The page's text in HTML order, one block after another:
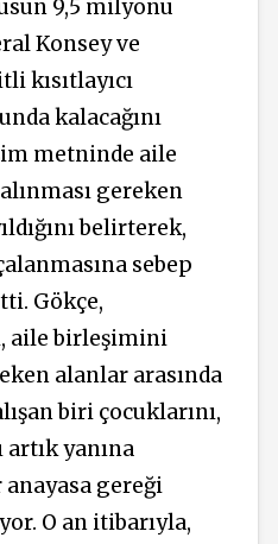
9,5 milyonu
Konsey ve
kısıtlayıcı
kalacağını
metninde aile
gereken
belirterek,
sebep
Gökçe,
aile birleşimini
alanlar arasında
biri çocuklarını,
artık yanına
gereği
O an itibarıyla,